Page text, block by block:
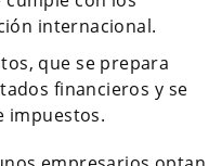
internacional.
que se prepara
financieros y se
impuestos.